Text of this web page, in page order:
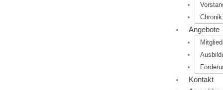
Chronik
Angebote
Kontakt